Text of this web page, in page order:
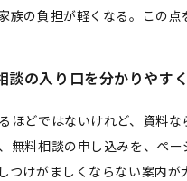
族の負担が軽くなる。この点
談の入り口を分かりやす
ほどではないけれど、資料
無料相談の申し込みを、ペ
つけがましくならない案内が